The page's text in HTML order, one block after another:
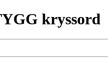
kryssord